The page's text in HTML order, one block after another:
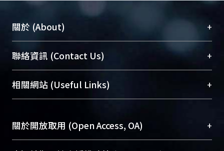
關於 (About) +
臺大位居世界頂尖大學之列，為永久珍藏及向國際
展現本校豐碩的研究成果及學術能量，圖書館整合
機構典藏（NTUR）與學術庫（AH）不同功能平
台，成為臺大學術典藏NTU scholars。期能整合研
成果。
To permanently archive and promote researcher
聯絡資訊 (Contact Us) +
總館學科館員(Main Library)
醫學圖書館學科館員(Medical Library)
Sciences Library)
相關網站 (Useful Links) +
關於開放取用 (Open Access, OA) +